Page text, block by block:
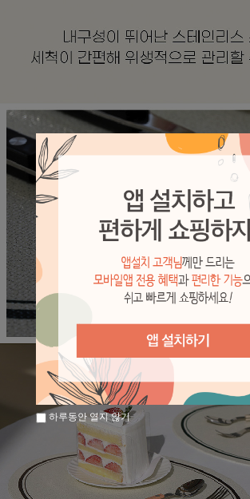
하루동안 열지 않기